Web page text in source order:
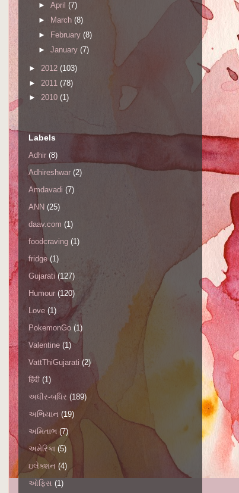
► April (7)
►
March (8)
►
February (8)
► January (7)
► 2012 (103)
► 2011 (78)
► 2010 (1)
Labels
Adhir (8)
Adhireshwar (2)
Amdavadi (7)
ANN (25)
daav.com (1)
foodcraving (1)
fridge (1)
Gujarati (127)
Humour (120)
Love (1)
PokemonGo (1)
Valentine (1)
VattThiGujarati (2)
हिंदी (1)
અધીર-બધિર (189)
અભિયાન (19)
અમિતાભ (7)
અમેરિકા (5)
ઇલેક્શન (4)
ઓફિસ (1)